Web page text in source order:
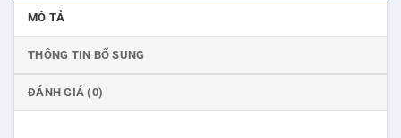
MÔ TẢ
THÔNG TIN BỔ SUNG
ĐÁNH GIÁ (0)